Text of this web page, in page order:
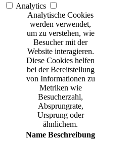
Analytics
Analytische Cookies
werden verwendet,
um zu verstehen, wie
Besucher mit der
Website interagieren.
Diese Cookies helfen
bei der Bereitstellung
von Informationen zu
Metriken wie
Besucherzahl,
Absprungrate,
Ursprung oder
ähnlichem.
Name Beschreibung